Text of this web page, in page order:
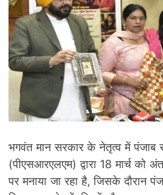
भगवंत मान सरकार के नेतृत्व में पंजाब
(पीएसआरएलएम) द्वारा 18 मार्च को
पर मनाया जा रहा है, जिसके दौरान